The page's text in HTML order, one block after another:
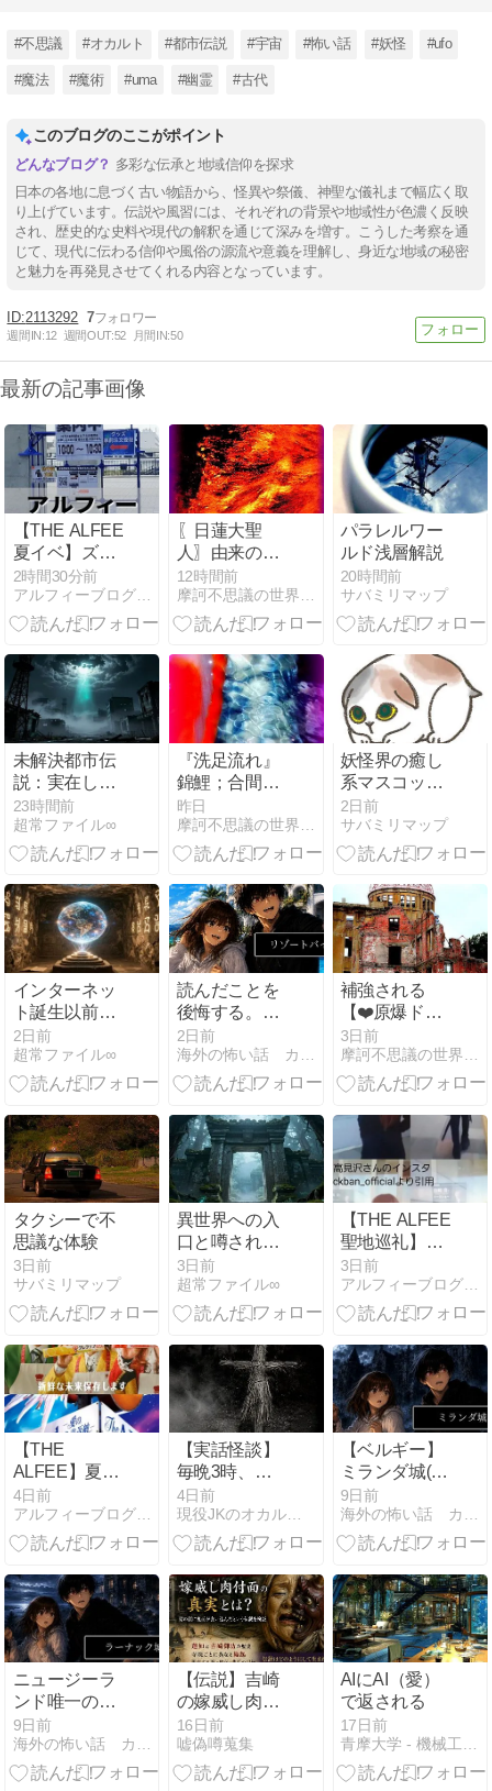
#不思議 #オカルト #都市伝説 #宇宙 #怖い話 #妖怪 #ufo
#魔法 #魔術 #uma #幽霊 #古代
このブログのここがポイント
多彩な伝承と地域信仰を探求
日本の各地に息づく古い物語から、怪異や祭儀、神聖な儀礼まで幅広く取
り上げています。伝説や風習には、それぞれの背景や地域性が色濃く反映
され、歴史的な史料や現代の解釈を通じて深みを増す。こうした考察を通
じて、現代に伝わる信仰や風俗の源流や意義を理解し、身近な地域の秘密
と魅力を再発見させてくれる内容となっています。
2113292 7
週間IN:12 週間OUT:52 月間IN:50
最新の記事画像
【THE ALFEE
夏イベ】ズボ
ラな私の日焼
け対策と日焼
け防止グッズ
2時間30分前
アルフィーブログ｜るい・ルイボスティー
〖日蓮大聖
人〗由来の清
流に【龍神
様】出現
12時間前
パラレルワー
ルド浅層解説
20時間前
サバミリマップ
未解決都市伝
説：実在した
かもしれない
超常現象の真
相
23時間前
超常ファイル∞
『洗足流れ』
錦鯉；合間に
素敵な【精
霊】出現❣
昨日
妖怪界の癒し
系マスコッ
ト！すねこす
りの正体を検
証
2日前
サバミリマップ
インターネッ
ト誕生以前か
ら存在した未
来予言
2日前
超常ファイル∞
読んだことを
後悔する。
2ch最恐の洒
落怖のリゾー
トバイトが語
由とは！？
2日前
補強される
【❤️原爆ドー
ム】光景
3日前
タクシーで不
思議な体験
3日前
サバミリマップ
異世界への入
口と噂される
場所の秘密
3日前
超常ファイル∞
【THE ALFEE
聖地巡礼】高
見沢さん大刀
洗平和記念館
で戦争の記憶
3日前
アルフィーブログ｜るい・ルイボスティー
【THE
ALFEE】夏イ
ベ2026グッズ
発表！事前予
約は今年も激
4日前
アルフィーブログ｜るい・ルイボスティー
【実話怪談】
毎晩3時、玄
関のドアノブ
を回す「誰
か」…管理会
隠した団地の
恐怖
4日前
現役JKのオカルト秘忘録
【ベルギー】
ミランダ城(ノ
ワジー城)の正
体とは？世界
一美しい廃城
を徹底調査！
9日前
ニュージーラ
ンド唯一の城
に眠るラーナ
ック城…一族
の悲劇の悲劇
9日前
海外の怖い話 カイコワ
【伝説】吉崎
の嫁威し肉付
面――鬼面は
いつ蓮如伝説
になったのか
16日前
嘘偽噂蒐集
AIにAI（愛）
で返される
17日前
青摩大学 - 機械工学風庭園